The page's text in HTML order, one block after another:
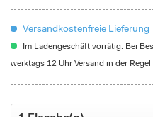
Versandkostenfreie Lieferung
Im Ladengeschäft vorrätig. Bei
werktags 12 Uhr Versand in der Regel